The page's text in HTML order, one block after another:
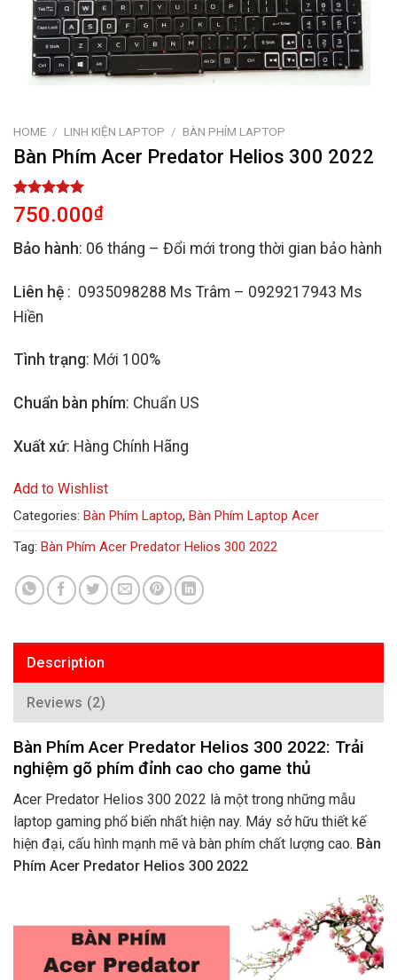
HOME / LINH KIỆN LAPTOP / BÀN PHÍM LAPTOP
Bàn Phím Acer Predator Helios 300 2022
Rated
5.00
out of 5
2
customer
750.000₫
Bảo hành: 06 tháng – Đổi mới trong thời gian bảo hành
Liên hệ : 0935098288 Ms Trâm – 0929217943 Ms
Hiền
Tình trạng: Mới 100%
Chuẩn bàn phím: Chuẩn US
Xuất xứ: Hàng Chính Hãng
Add to Wishlist
Categories: Bàn Phím Laptop, Bàn Phím Laptop Acer
Tag: Bàn Phím Acer Predator Helios 300 2022
Description
Reviews (2)
Bàn Phím Acer Predator Helios 300 2022: Trải
nghiệm gõ phím đỉnh cao cho game thủ
Acer Predator Helios 300 2022 là một trong những mẫu
laptop gaming phổ biến nhất hiện nay. Máy sở hữu thiết kế
hiện đại, cấu hình mạnh mẽ và bàn phím chất lượng cao. Bàn
Phím Acer Predator Helios 300 2022